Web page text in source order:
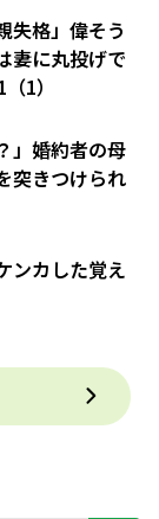
失格」偉そう
妻に丸投げで
1）
」婚約者の母
突きつけられ
ンカした覚え